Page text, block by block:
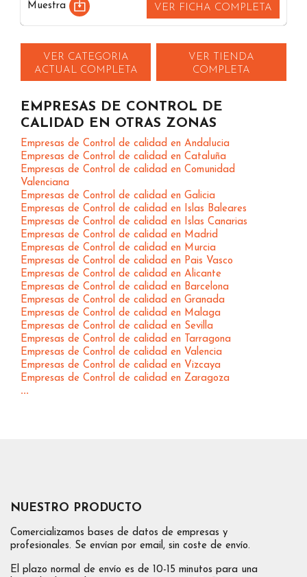
Muestra VER FICHA COMPLETA
VER CATEGORIA
ACTUAL COMPLETA
VER TIENDA
COMPLETA
EMPRESAS DE CONTROL DE
CALIDAD EN OTRAS ZONAS
Empresas de Control de calidad en Andalucia
Empresas de Control de calidad en Cataluña
Empresas de Control de calidad en Comunidad
Valenciana
Empresas de Control de calidad en Galicia
Empresas de Control de calidad en Islas Baleares
Empresas de Control de calidad en Islas Canarias
Empresas de Control de calidad en Madrid
Empresas de Control de calidad en Murcia
Empresas de Control de calidad en Pais Vasco
Empresas de Control de calidad en Alicante
Empresas de Control de calidad en Barcelona
Empresas de Control de calidad en Granada
Empresas de Control de calidad en Malaga
Empresas de Control de calidad en Sevilla
Empresas de Control de calidad en Tarragona
Empresas de Control de calidad en Valencia
Empresas de Control de calidad en Vizcaya
Empresas de Control de calidad en Zaragoza
...
NUESTRO PRODUCTO
Comercializamos bases de datos de empresas y
profesionales. Se envían por email, sin coste de envío.
El plazo normal de envío es de 10-15 minutos para una